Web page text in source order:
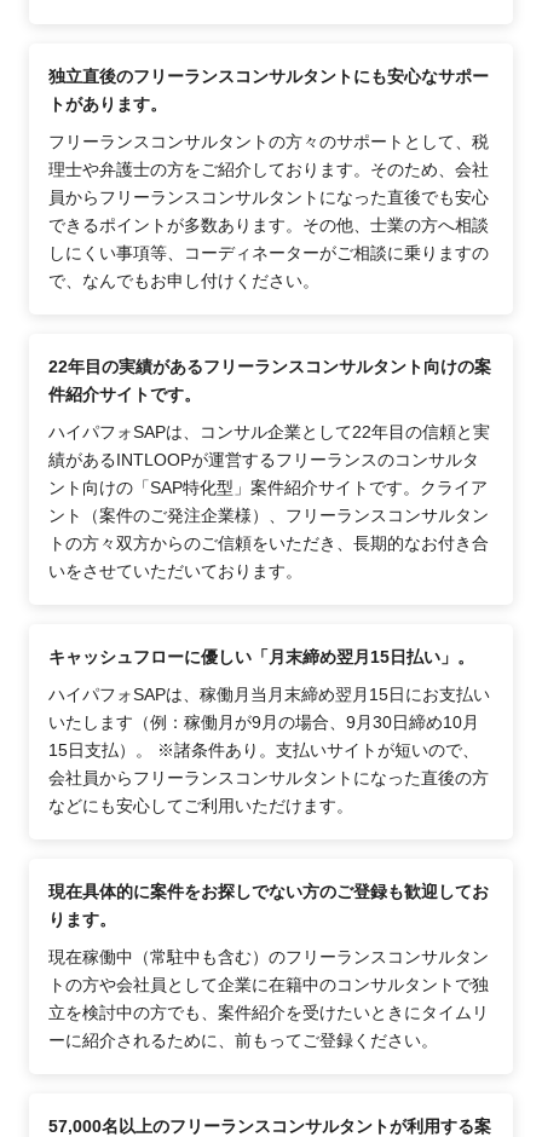
独立直後のフリーランスコンサルタントにも安心なサポー
トがあります。
フリーランスコンサルタントの方々のサポートとして、税
理士や弁護士の方をご紹介しております。そのため、会社
員からフリーランスコンサルタントになった直後でも安心
できるポイントが多数あります。その他、士業の方へ相談
しにくい事項等、コーディネーターがご相談に乗りますの
で、なんでもお申し付けください。
22年目の実績があるフリーランスコンサルタント向けの案
件紹介サイトです。
ハイパフォSAPは、コンサル企業として22年目の信頼と実
績があるINTLOOPが運営するフリーランスのコンサルタ
ント向けの「SAP特化型」案件紹介サイトです。クライア
ント（案件のご発注企業様）、フリーランスコンサルタン
トの方々双方からのご信頼をいただき、長期的なお付き合
いをさせていただいております。
キャッシュフローに優しい「月末締め翌月15日払い」。
ハイパフォSAPは、稼働月当月末締め翌月15日にお支払い
いたします（例：稼働月が9月の場合、9月30日締め10月
15日支払）。 ※諸条件あり。支払いサイトが短いので、
会社員からフリーランスコンサルタントになった直後の方
などにも安心してご利用いただけます。
現在具体的に案件をお探しでない方のご登録も歓迎してお
ります。
現在稼働中（常駐中も含む）のフリーランスコンサルタン
トの方や会社員として企業に在籍中のコンサルタントで独
立を検討中の方でも、案件紹介を受けたいときにタイムリ
ーに紹介されるために、前もってご登録ください。
57,000名以上のフリーランスコンサルタントが利用する案